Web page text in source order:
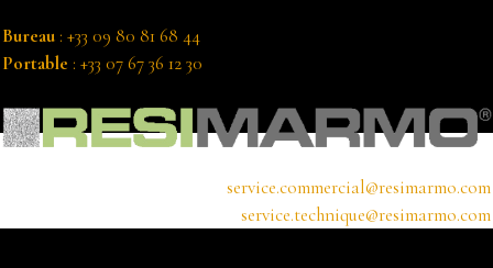
Bureau : +33 09 80 81 68 44
Portable : +33 07 67 36 12 30
service.commercial@resimarmo.com
service.technique@resimarmo.com